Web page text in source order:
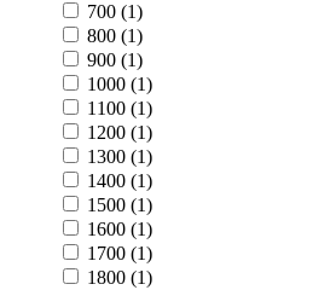
700 (1)
800 (1)
900 (1)
1000 (1)
1100 (1)
1200 (1)
1300 (1)
1400 (1)
1500 (1)
1600 (1)
1700 (1)
1800 (1)